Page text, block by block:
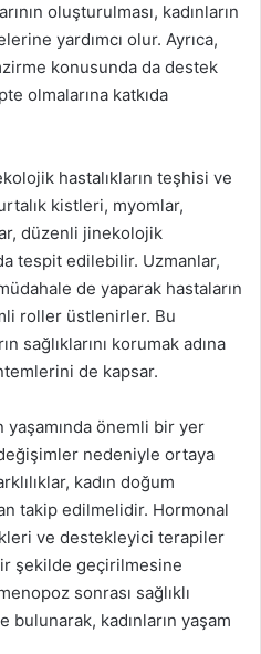
oluşturulması, kadınların
yardımcı olur. Ayrıca,
konusunda da destek
olmalarına katkıda
hastalıkların teşhisi ve
kistleri, myomlar,
düzenli jinekolojik
tespit edilebilir. Uzmanlar,
de yaparak hastaların
roller üstlenirler. Bu
sağlıklarını korumak adına
de kapsar.
yaşamında önemli bir yer
nedeniyle ortaya
kadın doğum
takip edilmelidir. Hormonal
ve destekleyici terapiler
şekilde geçirilmesine
sonrası sağlıklı
kadınların yaşam